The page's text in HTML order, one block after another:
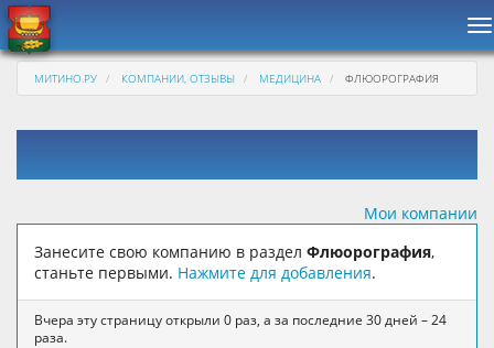
МИТИНО.РУ КОМПАНИИ, ОТЗЫВЫ МЕДИЦИНА ФЛЮОРОГРАФИЯ
Мои компании
Занесите свою компанию в раздел Флюорография,
станьте первыми. Нажмите для добавления.
Вчера эту страницу открыли 0 раз, а за последние 30 дней – 24
раза.